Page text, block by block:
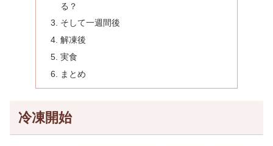
る？
そして一週間後
解凍後
実食
まとめ
冷凍開始